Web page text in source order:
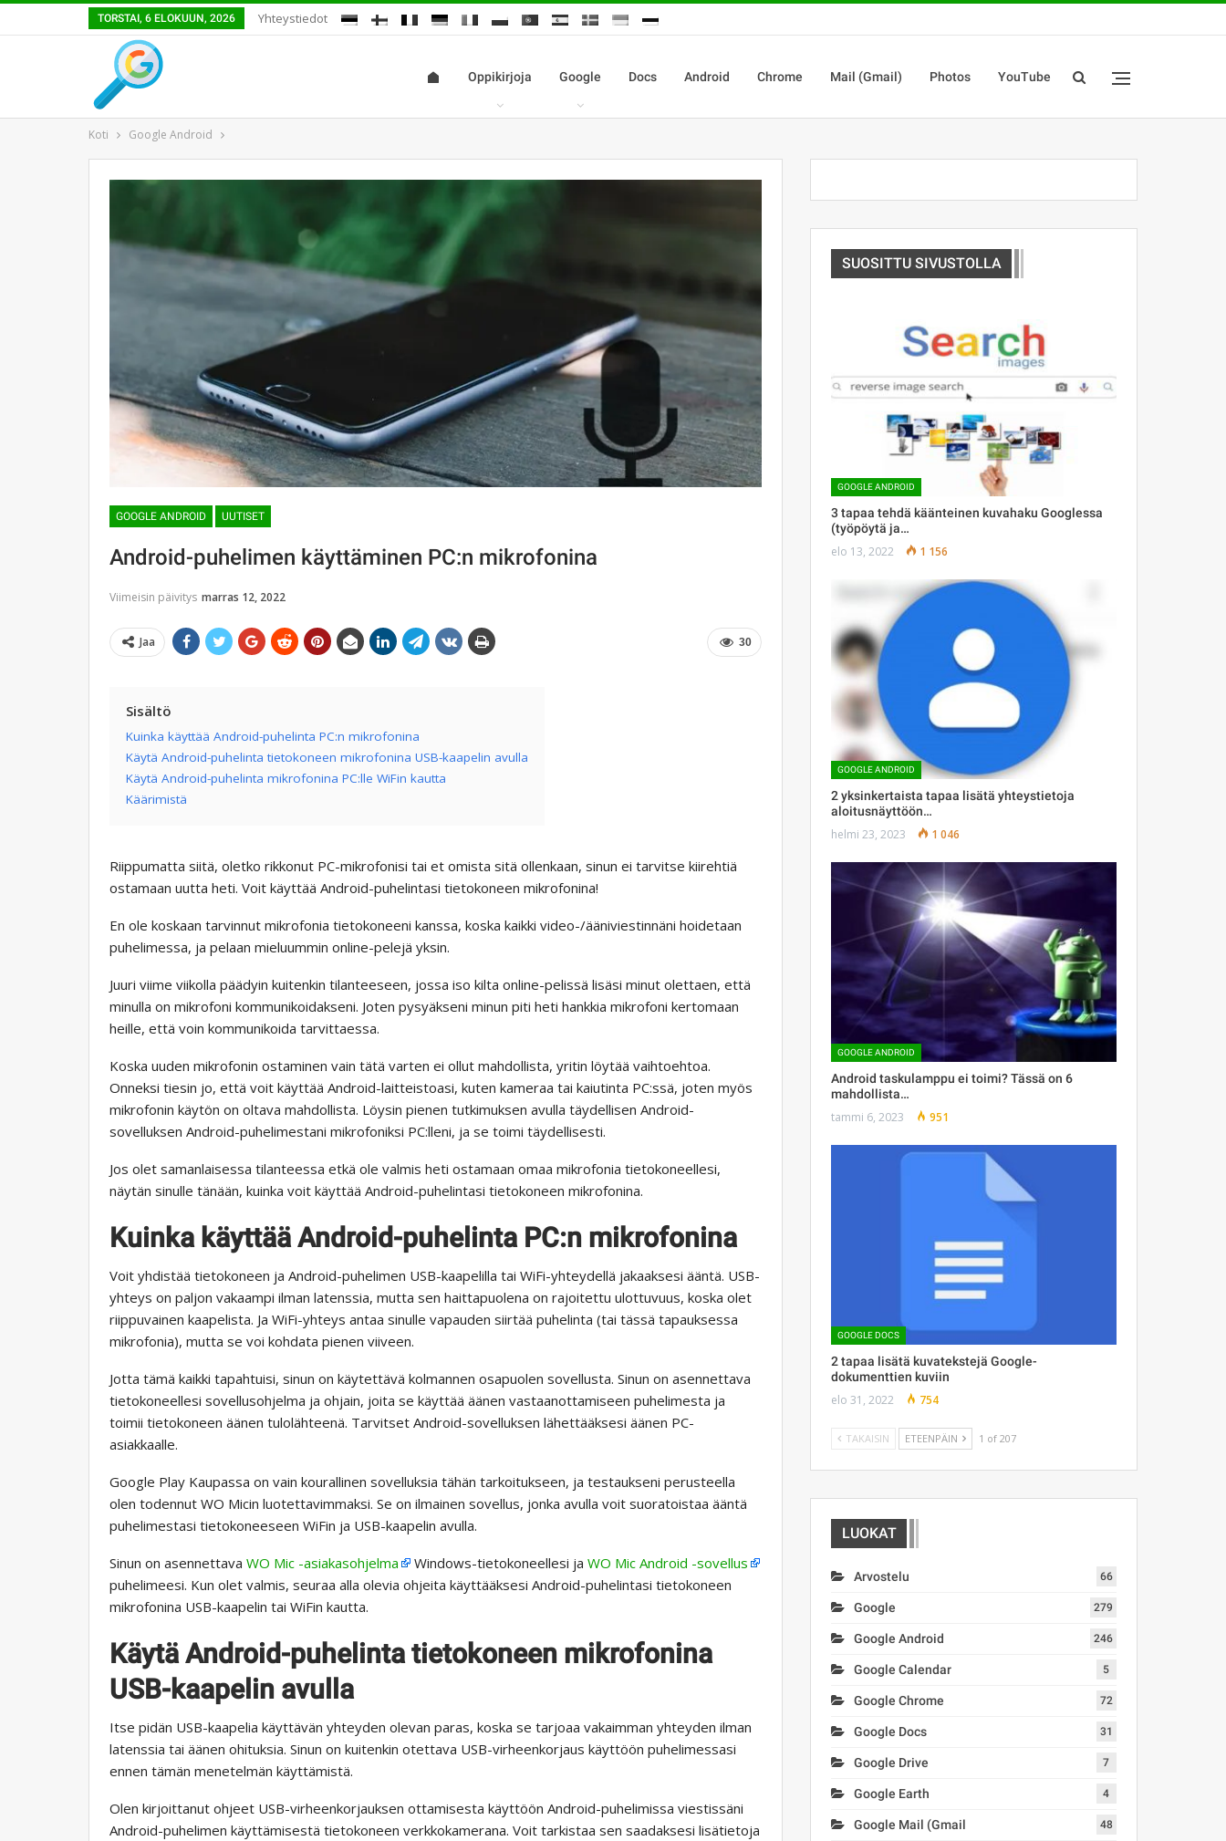
TORSTAI, 6 ELOKUUN, 2026 Yhteystiedot
Oppikirjoja Google Docs Android Chrome Mail (Gmail) Photos YouTube
Koti Google Android
GOOGLE ANDROID UUTISET
Android-puhelimen käyttäminen PC:n mikrofonina
Viimeisin päivitys marras 12, 2022
30
Jaa
Sisältö
Kuinka käyttää Android-puhelinta PC:n mikrofonina
Käytä Android-puhelinta tietokoneen mikrofonina USB-kaapelin avulla
Käytä Android-puhelinta mikrofonina PC:lle WiFin kautta
Käärimistä
Riippumatta siitä, oletko rikkonut PC-mikrofonisi tai et omista sitä ollenkaan, sinun ei tarvitse kiirehtiä
ostamaan uutta heti. Voit käyttää Android-puhelintasi tietokoneen mikrofonina!
En ole koskaan tarvinnut mikrofonia tietokoneeni kanssa, koska kaikki video-/ääniviestinnäni hoidetaan
puhelimessa, ja pelaan mieluummin online-pelejä yksin.
Juuri viime viikolla päädyin kuitenkin tilanteeseen, jossa iso kilta online-pelissä lisäsi minut olettaen, että
minulla on mikrofoni kommunikoidakseni. Joten pysyäkseni minun piti heti hankkia mikrofoni kertomaan
heille, että voin kommunikoida tarvittaessa.
Koska uuden mikrofonin ostaminen vain tätä varten ei ollut mahdollista, yritin löytää vaihtoehtoa.
Onneksi tiesin jo, että voit käyttää Android-laitteistoasi, kuten kameraa tai kaiutinta PC:ssä, joten myös
mikrofonin käytön on oltava mahdollista. Löysin pienen tutkimuksen avulla täydellisen Android-
sovelluksen Android-puhelimestani mikrofoniksi PC:lleni, ja se toimi täydellisesti.
Jos olet samanlaisessa tilanteessa etkä ole valmis heti ostamaan omaa mikrofonia tietokoneellesi,
näytän sinulle tänään, kuinka voit käyttää Android-puhelintasi tietokoneen mikrofonina.
Kuinka käyttää Android-puhelinta PC:n mikrofonina
Voit yhdistää tietokoneen ja Android-puhelimen USB-kaapelilla tai WiFi-yhteydellä jakaaksesi ääntä. USB-
yhteys on paljon vakaampi ilman latenssia, mutta sen haittapuolena on rajoitettu ulottuvuus, koska olet
riippuvainen kaapelista. Ja WiFi-yhteys antaa sinulle vapauden siirtää puhelinta (tai tässä tapauksessa
mikrofonia), mutta se voi kohdata pienen viiveen.
Jotta tämä kaikki tapahtuisi, sinun on käytettävä kolmannen osapuolen sovellusta. Sinun on asennettava
tietokoneellesi sovellusohjelma ja ohjain, joita se käyttää äänen vastaanottamiseen puhelimesta ja
toimii tietokoneen äänen tulolähteenä. Tarvitset Android-sovelluksen lähettääksesi äänen PC-
asiakkaalle.
Google Play Kaupassa on vain kourallinen sovelluksia tähän tarkoitukseen, ja testaukseni perusteella
olen todennut WO Micin luotettavimmaksi. Se on ilmainen sovellus, jonka avulla voit suoratoistaa ääntä
puhelimestasi tietokoneeseen WiFin ja USB-kaapelin avulla.
Sinun on asennettava WO Mic -asiakasohjelma Windows-tietokoneellesi ja WO Mic Android -sovellus
puhelimeesi. Kun olet valmis, seuraa alla olevia ohjeita käyttääksesi Android-puhelintasi tietokoneen
mikrofonina USB-kaapelin tai WiFin kautta.
Käytä Android-puhelinta tietokoneen mikrofonina
USB-kaapelin avulla
Itse pidän USB-kaapelia käyttävän yhteyden olevan paras, koska se tarjoaa vakaimman yhteyden ilman
latenssia tai äänen ohituksia. Sinun on kuitenkin otettava USB-virheenkorjaus käyttöön puhelimessasi
ennen tämän menetelmän käyttämistä.
Olen kirjoittanut ohjeet USB-virheenkorjauksen ottamisesta käyttöön Android-puhelimissa viestissäni
Android-puhelimen käyttämisestä tietokoneen verkkokamerana. Voit tarkistaa sen saadaksesi lisätietoja
SUOSITTU SIVUSTOLLA
GOOGLE ANDROID
3 tapaa tehdä käänteinen kuvahaku Googlessa
(työpöytä ja…
elo 13, 2022 1 156
GOOGLE ANDROID
2 yksinkertaista tapaa lisätä yhteystietoja
aloitusnäyttöön…
helmi 23, 2023 1 046
GOOGLE ANDROID
Android taskulamppu ei toimi? Tässä on 6
mahdollista…
tammi 6, 2023 951
GOOGLE DOCS
2 tapaa lisätä kuvatekstejä Google-
dokumenttien kuviin
elo 31, 2022 754
TAKAISIN ETEENPÄIN 1 of 207
LUOKAT
Arvostelu 66
Google 279
Google Android 246
Google Calendar 5
Google Chrome 72
Google Docs 31
Google Drive 7
Google Earth 4
Google Mail (Gmail 48